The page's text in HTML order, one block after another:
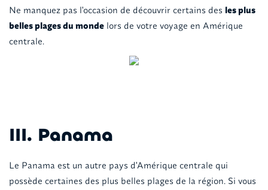
Ne manquez pas l'occasion de découvrir certains des les plus
belles plages du mondelors de votre voyage en Amérique
centrale.
III. Panama
Le Panama est un autre pays d'Amérique centrale qui
possède certaines des plus belles plages de la région. Si vous